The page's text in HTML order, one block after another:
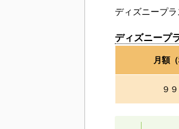
ディズニープ
ディズニープ
月額（
９